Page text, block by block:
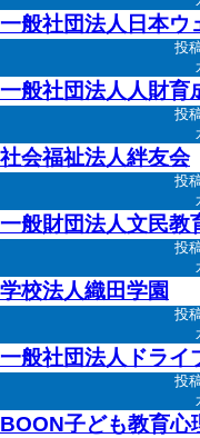
一般社団法人日本ウ
投
一般社団法人人財育
投
社会福祉法人絆友会
投
一般財団法人文民教
投
学校法人織田学園
投
一般社団法人ドライ
投
BOON子ども教育心